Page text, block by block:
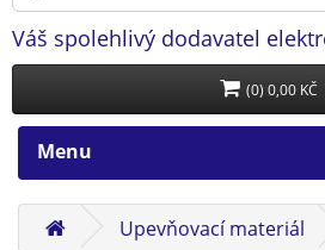
Váš spolehlivý dodavatel
(0) 0,00 KČ
Menu
Upevňovací materiál